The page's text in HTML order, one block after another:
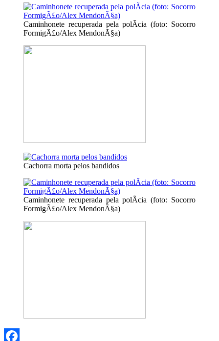
Caminhonete recuperada pela polÃ­cia (foto: Socorro
FormigÃ£o/Alex MendonÃ§a)
Cachorra morta pelos bandidos
Caminhonete recuperada pela polÃ­cia (foto: Socorro
FormigÃ£o/Alex MendonÃ§a)